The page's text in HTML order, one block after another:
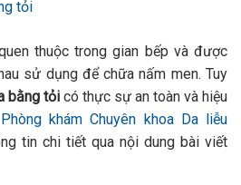
thuộc trong gian bếp và được
sử dụng để chữa nấm men. Tuy
bằng tỏi có thực sự an toàn và hiệu
Phòng khám Chuyên khoa Da liễu
tin chi tiết qua nội dung bài viết